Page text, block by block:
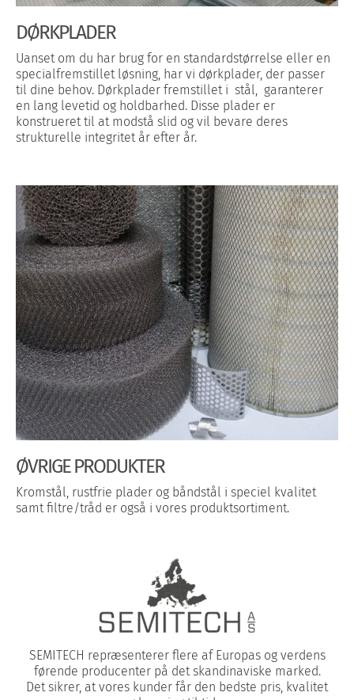
DØRKPLADER
Uanset om du har brug for en standardstørrelse eller en
specialfremstillet løsning, har vi dørkplader, der passer
til dine behov. Dørkplader fremstillet i stål, garanterer
en lang levetid og holdbarhed. Disse plader er
konstrueret til at modstå slid og vil bevare deres
strukturelle integritet år efter år.
ØVRIGE PRODUKTER
Kromstål, rustfrie plader og båndstål i speciel kvalitet
samt filtre/tråd er også i vores produktsortiment.
SEMITECH repræsenterer flere af Europas og verdens
førende producenter på det skandinaviske marked.
Det sikrer, at vores kunder får den bedste pris, kvalitet